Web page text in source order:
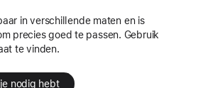
in verschillende maten en is
precies goed te passen. Gebruik
te vinden.
nodig hebt